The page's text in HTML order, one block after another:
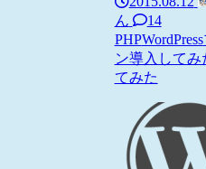
ん
14
PHPWordPress
ン導入してみ
てみた